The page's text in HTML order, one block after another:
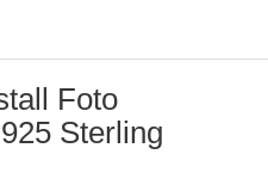
Foto
Sterling